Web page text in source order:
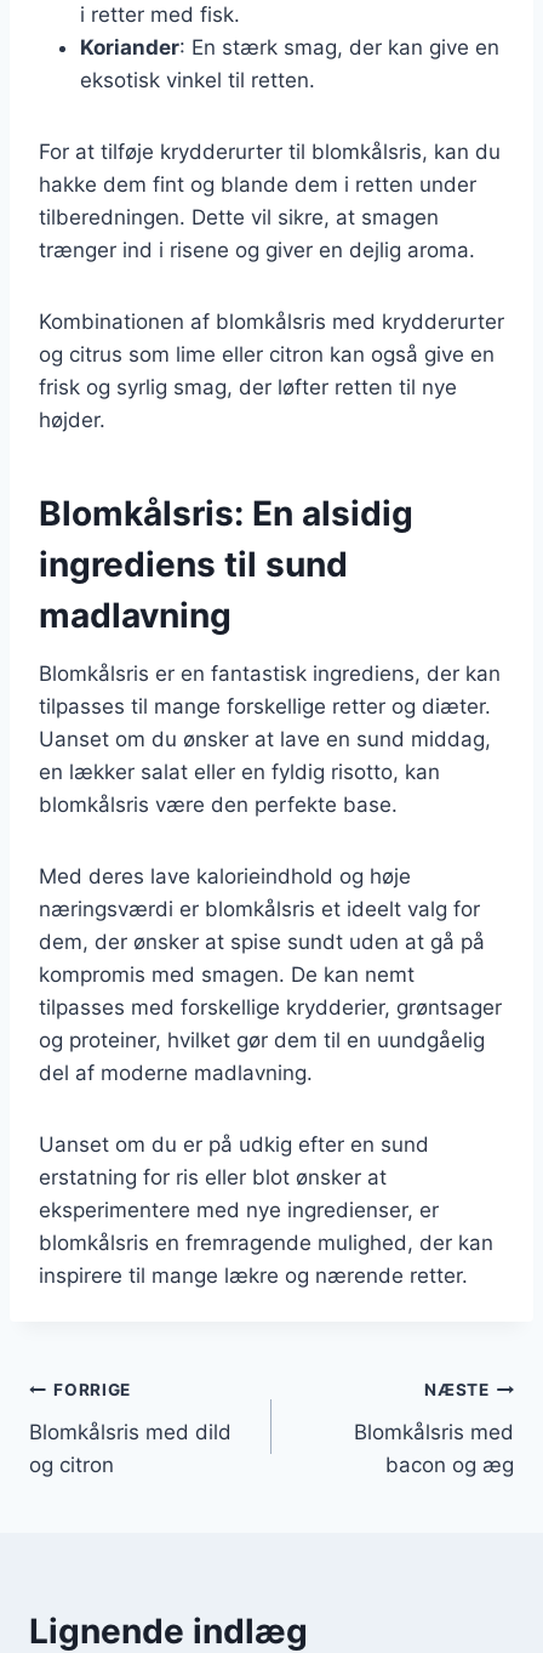
i retter med fisk.
Koriander: En stærk smag, der kan give en
eksotisk vinkel til retten.
For at tilføje krydderurter til blomkålsris, kan du
hakke dem fint og blande dem i retten under
tilberedningen. Dette vil sikre, at smagen
trænger ind i risene og giver en dejlig aroma.
Kombinationen af blomkålsris med krydderurter
og citrus som lime eller citron kan også give en
frisk og syrlig smag, der løfter retten til nye
højder.
Blomkålsris: En alsidig
ingrediens til sund
madlavning
Blomkålsris er en fantastisk ingrediens, der kan
tilpasses til mange forskellige retter og diæter.
Uanset om du ønsker at lave en sund middag,
en lækker salat eller en fyldig risotto, kan
blomkålsris være den perfekte base.
Med deres lave kalorieindhold og høje
næringsværdi er blomkålsris et ideelt valg for
dem, der ønsker at spise sundt uden at gå på
kompromis med smagen. De kan nemt
tilpasses med forskellige krydderier, grøntsager
og proteiner, hvilket gør dem til en uundgåelig
del af moderne madlavning.
Uanset om du er på udkig efter en sund
erstatning for ris eller blot ønsker at
eksperimentere med nye ingredienser, er
blomkålsris en fremragende mulighed, der kan
inspirere til mange lækre og nærende retter.
Indlægsnavigation
FORRIGE
Blomkålsris med dild
og citron
NÆSTE
Blomkålsris med
bacon og æg
Lignende indlæg